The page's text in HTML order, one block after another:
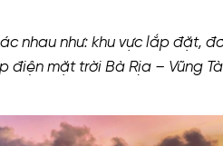
nhau như: khu vực lắp đặt,
điện mặt trời Bà Rịa – Vũng